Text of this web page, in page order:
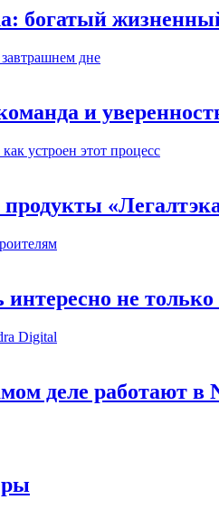
богатый
и
не только
деле работают в